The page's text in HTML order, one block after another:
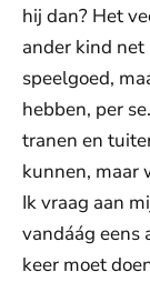
hij dan? Het
ander kind
speelgoed,
hebben, per
tranen en
kunnen, maar
Ik vraag aan
vandáág eens
keer moet